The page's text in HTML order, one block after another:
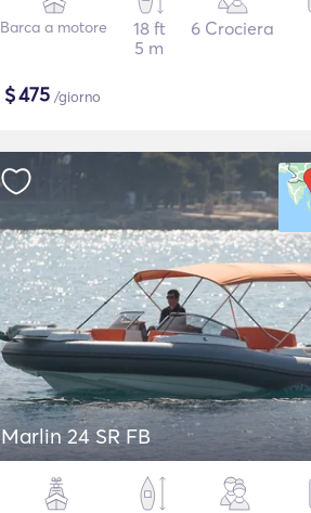
Barca a motore
18 ft
5 m
6 Crociera
$475 /giorno
Marlin 24 SR FB